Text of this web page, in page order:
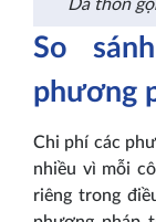
Da thon
So
phương
Chi phí các
nhiều vì mỗi
riêng trong